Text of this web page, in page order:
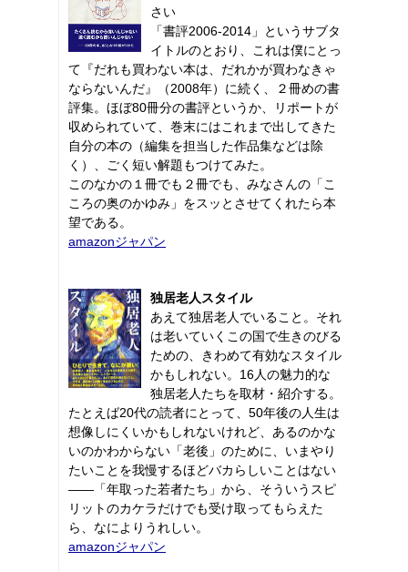
さい
「書評2006-2014」というサブタ
イトルのとおり、これは僕にとっ
て『だれも買わない本は、だれかが買わなきゃ
ならないんだ』（2008年）に続く、２冊めの書
評集。ほぼ80冊分の書評というか、リポートが
収められていて、巻末にはこれまで出してきた
自分の本の（編集を担当した作品集などは除
く）、ごく短い解題もつけてみた。
このなかの１冊でも２冊でも、みなさんの「こ
ころの奥のかゆみ」をスッとさせてくれたら本
望である。
amazonジャパン
独居老人スタイル
あえて独居老人でいること。それ
は老いていくこの国で生きのびる
ための、きわめて有効なスタイル
かもしれない。16人の魅力的な
独居老人たちを取材・紹介する。
たとえば20代の読者にとって、50年後の人生は
想像しにくいかもしれないけれど、あるのかな
いのかわからない「老後」のために、いまやり
たいことを我慢するほどバカらしいことはない
――「年取った若者たち」から、そういうスピ
リットのカケラだけでも受け取ってもらえた
ら、なによりうれしい。
amazonジャパン